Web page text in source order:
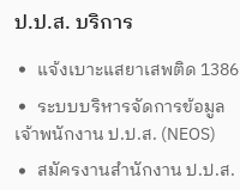
ป.ป.ส. บริการ
แจ้งเบาะแสยาเสพติด 1386
ระบบบริหารจัดการข้อมูล
เจ้าพนักงาน ป.ป.ส. (NEOS)
สมัครงานสำนักงาน ป.ป.ส.